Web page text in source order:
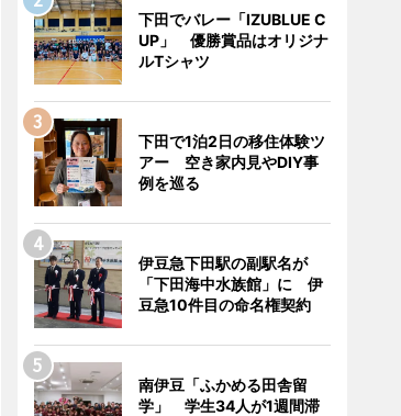
下田でバレー「IZUBLUE C
UP」 優勝賞品はオリジナ
ルTシャツ
下田で1泊2日の移住体験ツ
アー 空き家内見やDIY事
例を巡る
伊豆急下田駅の副駅名が
「下田海中水族館」に 伊
豆急10件目の命名権契約
南伊豆「ふかめる田舎留
学」 学生34人が1週間滞